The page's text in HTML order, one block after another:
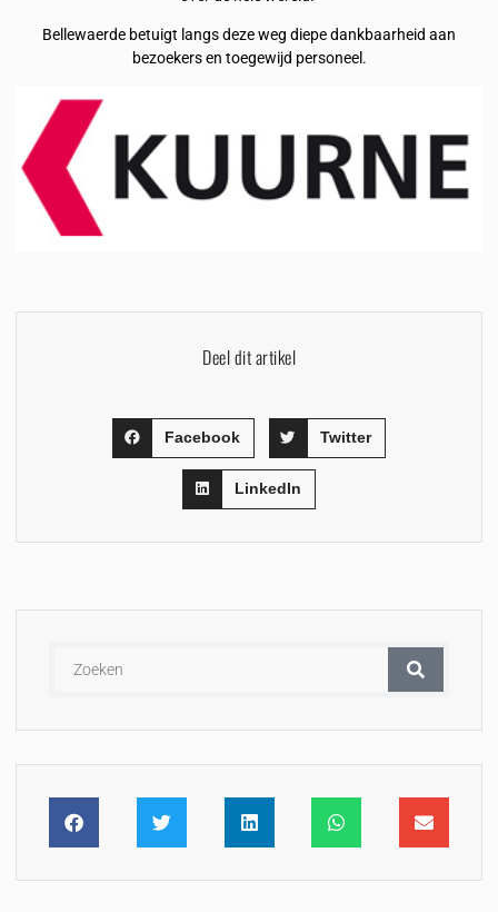
Bellewaerde betuigt langs deze weg diepe dankbaarheid aan
bezoekers en toegewijd personeel.
Deel dit artikel
Facebook Twitter
LinkedIn